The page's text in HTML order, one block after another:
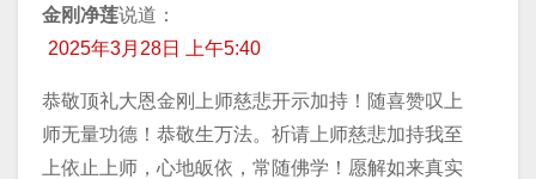
金刚净莲说道：
2025年3月28日 上午5:40
恭敬顶礼大恩金刚上师慈悲开示加持！随喜赞叹上
师无量功德！恭敬生万法。祈请上师慈悲加持我至
上依止上师，心地皈依，常随佛学！愿解如来真实